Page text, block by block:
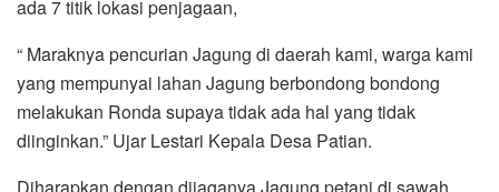
ada 7 titik lokasi penjagaan,
“ Maraknya pencurian Jagung di daerah kami, warga kami
yang mempunyai lahan Jagung berbondong bondong
melakukan Ronda supaya tidak ada hal yang tidak
diinginkan.” Ujar Lestari Kepala Desa Patian.